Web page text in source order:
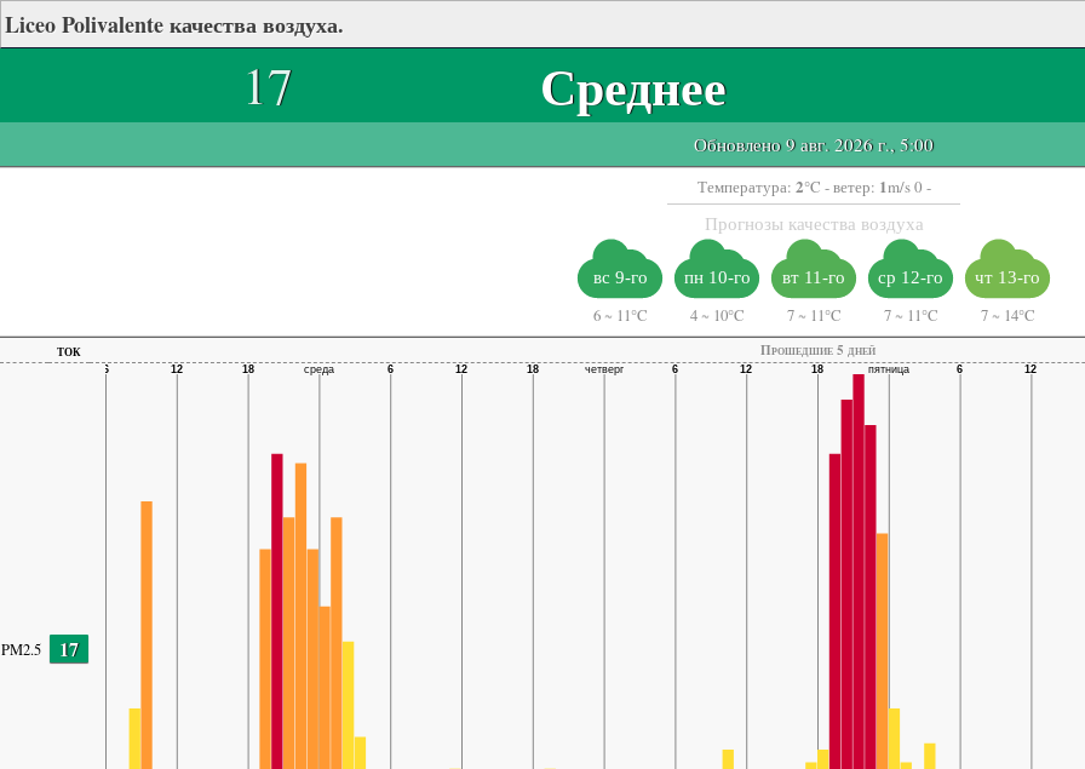
Liceo Polivalente качества воздуха.
17 Среднее
Обновлено 9 авг. 2026 г., 5:00
Температура: 2°C - ветер: 1m/s 0 -
Прогнозы качества воздуха
вс 9-го
6 ~ 11°C
пн 10-го
4 ~ 10°C
вт 11-го
7 ~ 11°C
ср 12-го
7 ~ 11°C
чт 13-го
7 ~ 14°C
ток
Прошедшие 5 дней
PM2.5 17